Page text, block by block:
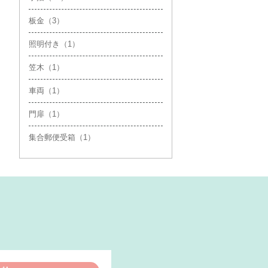
板金（3）
照明付き（1）
笠木（1）
車両（1）
門扉（1）
集合郵便受箱（1）